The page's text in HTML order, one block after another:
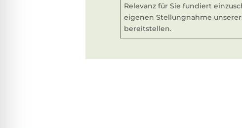
Relevanz für Sie fundiert
eigenen Stellungnahme
bereitstellen.